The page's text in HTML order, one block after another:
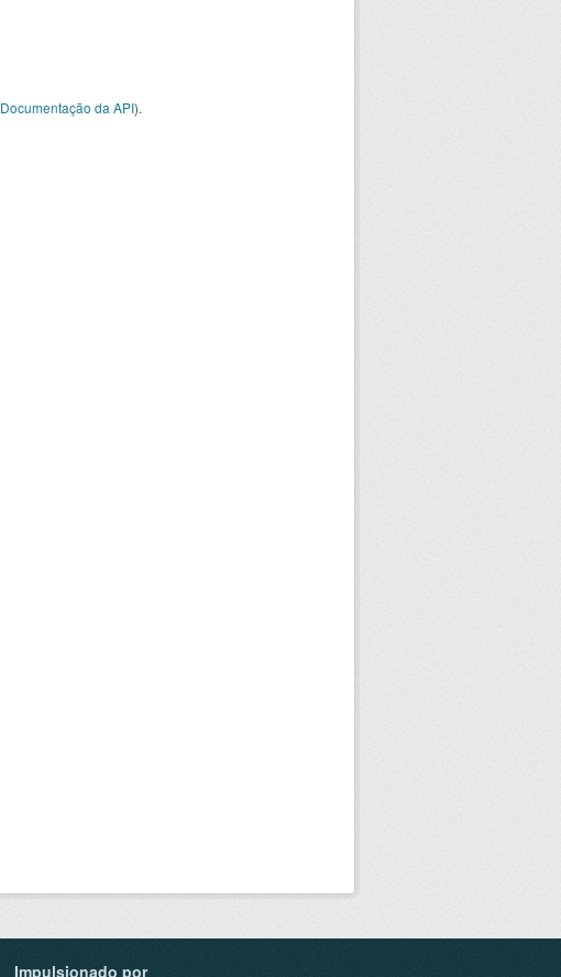
Documentação da API).
Impulsionado por